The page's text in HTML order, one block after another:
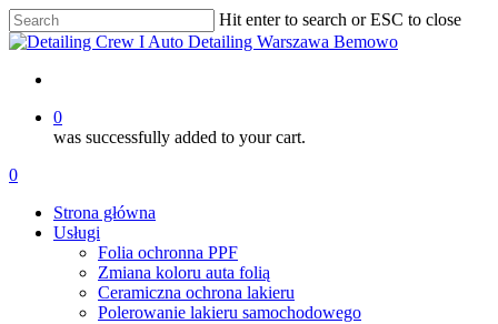
Skip
to
content
Hit enter to search or ESC to close
Close
0
was successfully added to your cart.
Menu
account
0
Strona główna
Usługi
Folia ochronna PPF
Zmiana koloru auta folią
Ceramiczna ochrona lakieru
Polerowanie lakieru samochodowego